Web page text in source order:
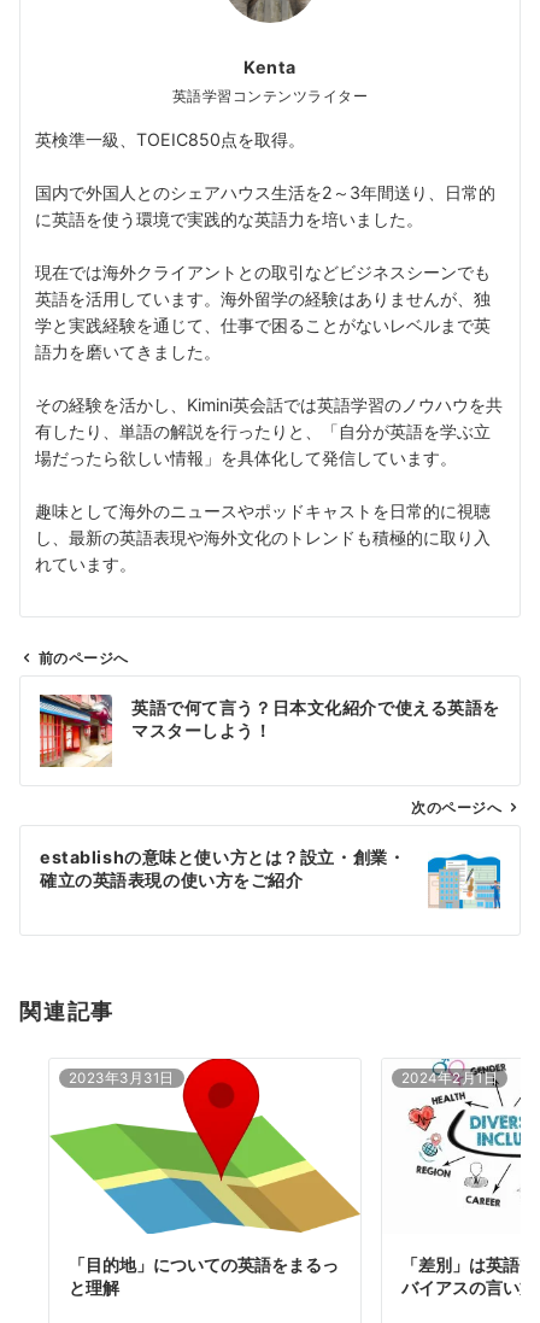
Kenta
英語学習コンテンツライター
英検準一級、TOEIC850点を取得。
国内で外国人とのシェアハウス生活を2～3年間送り、日常的
に英語を使う環境で実践的な英語力を培いました。
現在では海外クライアントとの取引などビジネスシーンでも
英語を活用しています。海外留学の経験はありませんが、独
学と実践経験を通じて、仕事で困ることがないレベルまで英
語力を磨いてきました。
その経験を活かし、Kimini英会話では英語学習のノウハウを共
有したり、単語の解説を行ったりと、「自分が英語を学ぶ立
場だったら欲しい情報」を具体化して発信しています。
趣味として海外のニュースやポッドキャストを日常的に視聴
し、最新の英語表現や海外文化のトレンドも積極的に取り入
れています。
ン
前のページへ
英語で何て言う？日本文化紹介で使える英語を
マスターしよう！
次のページへ
establishの意味と使い方とは？設立・創業・
確立の英語表現の使い方をご紹介
関連記事
2023年3月31日
「目的地」についての英語をまるっ
と理解
2024年2月1日
「差別」は英語
バイアスの言い